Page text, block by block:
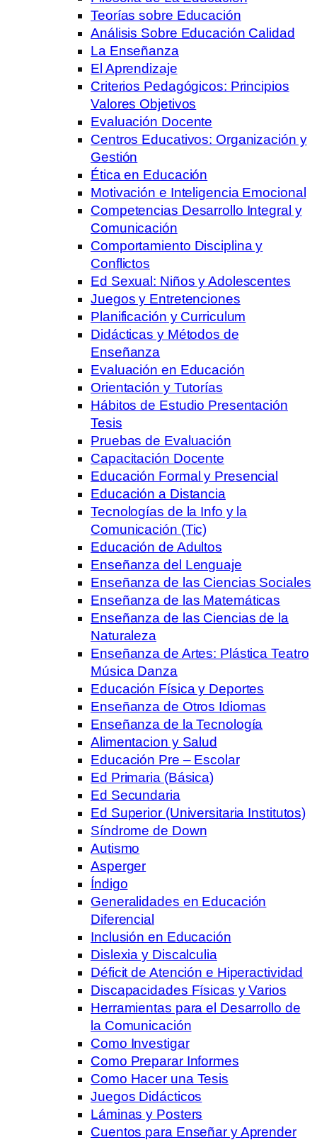
Teorías sobre Educación
Análisis Sobre Educación Calidad
La Enseñanza
El Aprendizaje
Criterios Pedagógicos: Principios
Valores Objetivos
Evaluación Docente
Centros Educativos: Organización y
Gestión
Ética en Educación
Motivación e Inteligencia Emocional
Competencias Desarrollo Integral y
Comunicación
Comportamiento Disciplina y
Conflictos
Ed Sexual: Niños y Adolescentes
Juegos y Entretenciones
Planificación y Curriculum
Didácticas y Métodos de
Enseñanza
Evaluación en Educación
Orientación y Tutorías
Hábitos de Estudio Presentación
Tesis
Pruebas de Evaluación
Capacitación Docente
Educación Formal y Presencial
Educación a Distancia
Tecnologías de la Info y la
Comunicación (Tic)
Educación de Adultos
Enseñanza del Lenguaje
Enseñanza de las Ciencias Sociales
Enseñanza de las Matemáticas
Enseñanza de las Ciencias de la
Naturaleza
Enseñanza de Artes: Plástica Teatro
Música Danza
Educación Física y Deportes
Enseñanza de Otros Idiomas
Enseñanza de la Tecnología
Alimentacion y Salud
Educación Pre – Escolar
Ed Primaria (Básica)
Ed Secundaria
Ed Superior (Universitaria Institutos)
Síndrome de Down
Autismo
Asperger
Índigo
Generalidades en Educación
Diferencial
Inclusión en Educación
Dislexia y Discalculia
Déficit de Atención e Hiperactividad
Discapacidades Físicas y Varios
Herramientas para el Desarrollo de
la Comunicación
Como Investigar
Como Preparar Informes
Como Hacer una Tesis
Juegos Didácticos
Láminas y Posters
Cuentos para Enseñar y Aprender